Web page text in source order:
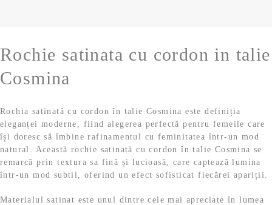
,
9
9
l
e
9
l
e
i
.
1
9
9
l
e
i
3
9
l
e
i
.
Rochie satinata cu cordon in talie
Cosmina
Rochia satinată cu cordon în talie Cosmina este definiția
eleganței moderne, fiind alegerea perfectă pentru femeile care
își doresc să îmbine rafinamentul cu feminitatea într-un mod
natural. Această rochie satinată cu cordon în talie Cosmina se
remarcă prin textura sa fină și lucioasă, care captează lumina
într-un mod subtil, oferind un efect sofisticat fiecărei apariții.
Materialul satinat este unul dintre cele mai apreciate în lumea